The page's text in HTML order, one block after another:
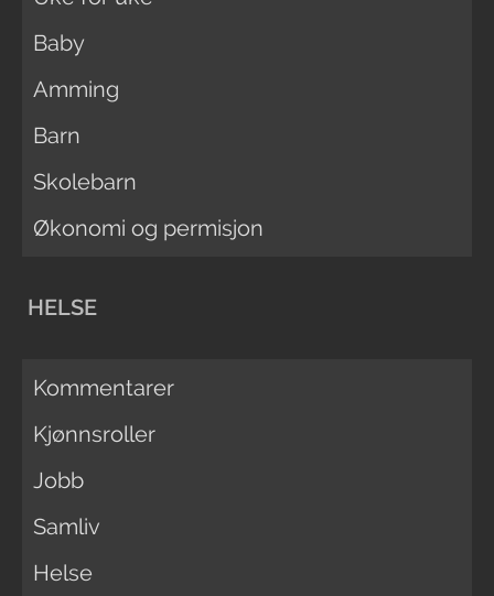
Baby
Amming
Barn
Skolebarn
Økonomi og permisjon
HELSE
Kommentarer
Kjønnsroller
Jobb
Samliv
Helse